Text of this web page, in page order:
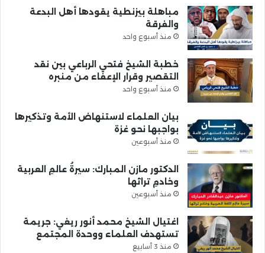
مباهلة بيزنطية يقودها أهل البدعة
والفرقة
منذ أسبوع واحد
خطبة الشيخ فتحي الرباعي بين نقد
التقصير وقرار الإعفاء من منبره
منذ أسبوع واحد
بيان العلماء لاستنهاض الأمة وتذكيرها
بواجبها نحو غزة
منذ أسبوعين
الدكتور مازن المبارك: سيرةُ عالمِ العربية
وخادمِ تراثها
منذ أسبوعين
اغتيال الشيخ محمد أنور ريغي: جريمة
تستهدف العلماء ووحدة المجتمع
منذ 3 أسابيع